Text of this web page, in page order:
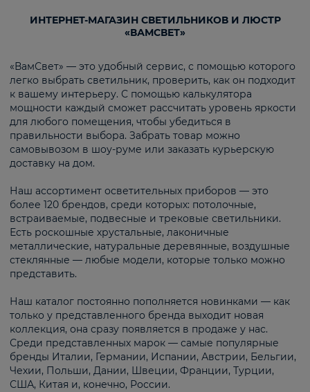
ИНТЕРНЕТ-МАГАЗИН СВЕТИЛЬНИКОВ И ЛЮСТР
«ВАМСВЕТ»
«ВамСвет» — это удобный сервис, с помощью которого
легко выбрать светильник, проверить, как он подходит
к вашему интерьеру. С помощью калькулятора
мощности каждый сможет рассчитать уровень яркости
для любого помещения, чтобы убедиться в
правильности выбора. Забрать товар можно
самовывозом в шоу-руме или заказать курьерскую
доставку на дом.
Наш ассортимент осветительных приборов — это
более 120 брендов, среди которых: потолочные,
встраиваемые, подвесные и трековые светильники.
Есть роскошные хрустальные, лаконичные
металлические, натуральные деревянные, воздушные
стеклянные — любые модели, которые только можно
представить.
Наш каталог постоянно пополняется новинками — как
только у представленного бренда выходит новая
коллекция, она сразу появляется в продаже у нас.
Среди представленных марок — самые популярные
бренды Италии, Германии, Испании, Австрии, Бельгии,
Чехии, Польши, Дании, Швеции, Франции, Турции,
США, Китая и, конечно, России.